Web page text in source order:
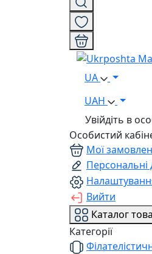
UA
UAH
Увійдіть в
Особистий
Мої
Персональні
Вийти
Каталог
Категорії